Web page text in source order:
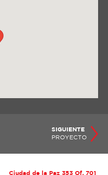
SIGUIENTE
PROYECTO
Ciudad de la Paz 353 Of. 701